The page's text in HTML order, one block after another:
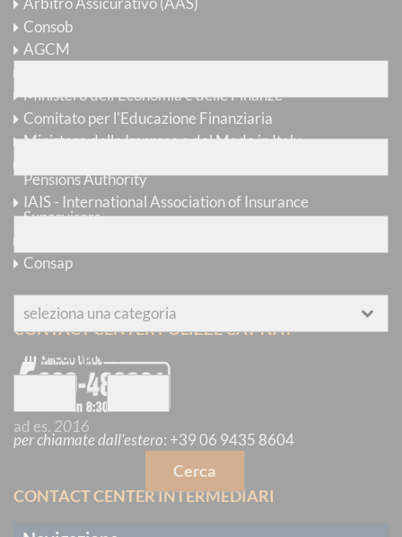
Trova avvisi
contutte
conalmeno una delle parole
senzale parole
anno-compreso
—
ad es. 2016
Cerca
Consob
AGCM
Ministero dell'Economia e delle Finanze
Comitato per l'Educazione Finanziaria
Ministero delle Imprese e del Made in Italy
Pensions Authority
IAIS - International Association of Insurance
Supervisors
Consap
CONTACT CENTER POLIZZE CAT-NAT
per chiamate dall'estero: +39 06 9435 8604
CONTACT CENTER INTERMEDIARI